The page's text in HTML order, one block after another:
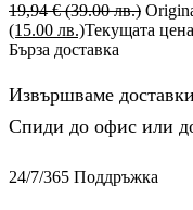
19,94€ (39.00 лв.)
(15.00 лв.)Текущата
Бърза доставка
Извършваме
Спиди до офис или
24/7/365 Поддръжка